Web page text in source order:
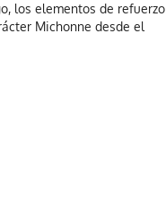
los elementos de refuerzo
Michonne desde el